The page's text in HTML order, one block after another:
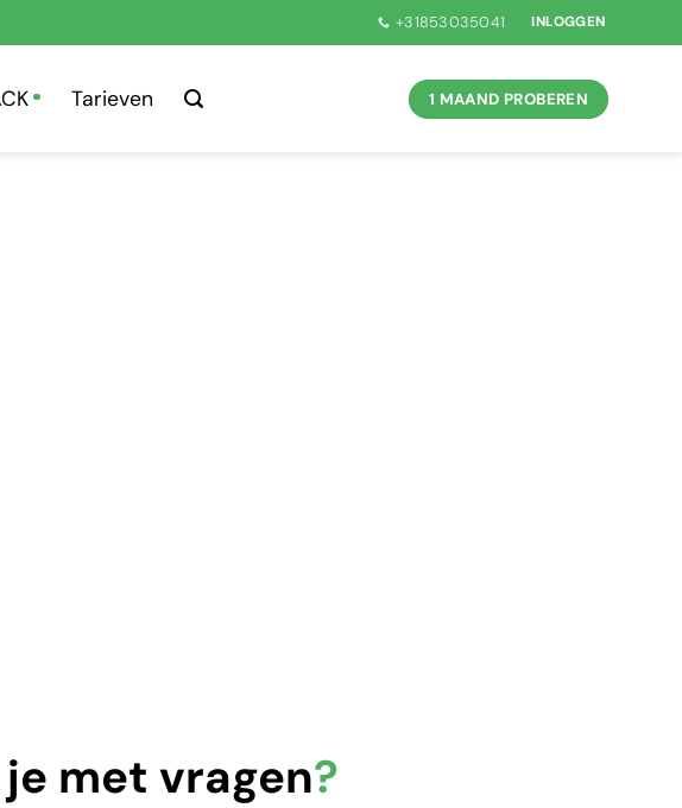
+31853035041 INLOGGEN
Tarieven 1 MAAND PROBEREN
met vragen?